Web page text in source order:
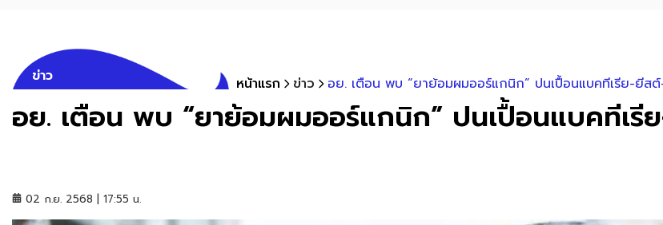
ข่าว หน้าแรก ข่าว อย. เตือน พบ “ยาย้อมผมออร์แกนิก” ปนเปื้อนแบคทีเรีย-ยีสต์
อย. เตือน พบ “ยาย้อมผมออร์แกนิก” ปนเปื้อนแบคทีเรี
02 ก.ย. 2568 | 17:55 น.